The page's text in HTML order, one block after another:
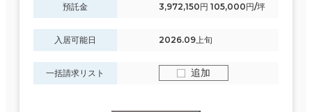
預託金 3,972,150円 105,000円/坪
入居可能日 2026.09上旬
一括請求リスト 追加